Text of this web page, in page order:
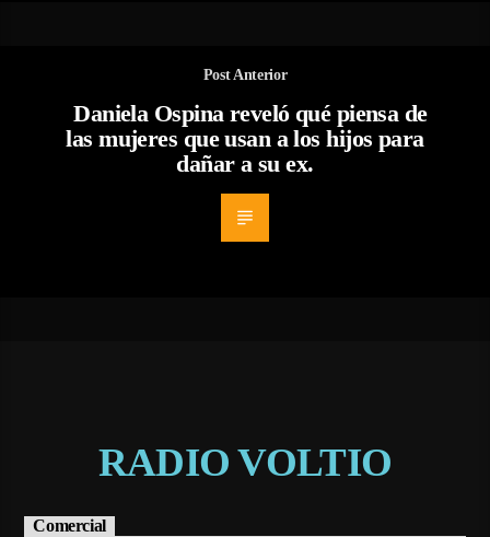
Post Anterior
Daniela Ospina reveló qué piensa de
las mujeres que usan a los hijos para
dañar a su ex.
RADIO VOLTIO
Comercial